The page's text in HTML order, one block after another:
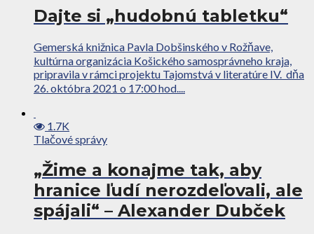
Dajte si „hudobnú tabletku“
Gemerská knižnica Pavla Dobšinského v Rožňave,
kultúrna organizácia Košického samosprávneho kraja,
pripravila v rámci projektu Tajomstvá v literatúre IV. dňa
26. októbra 2021 o 17:00 hod....
1.7K
Tlačové správy
„Žime a konajme tak, aby
hranice ľudí nerozdeľovali, ale
spájali“ – Alexander Dubček